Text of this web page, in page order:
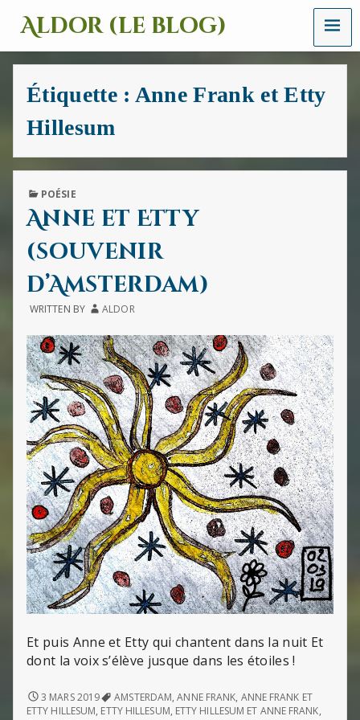
Aldor (le blog)
Un
site
avec
des
des
images
et
des
sons
MENU
Étiquette : Anne Frank et Etty
Hillesum
PUBLISHED
POÉSIE
Anne et Etty
(souvenir
d’Amsterdam)
WRITTEN BY ALDOR
Et puis Anne et Etty qui chantent dans la nuit Et
dont la voix s’élève jusque dans les étoiles !
ANNE
ET
3 MARS 2019 AMSTERDAM,ANNE FRANK, ANNE FRANK ET
ETTY HILLESUM, ETTY HILLESUM, ETTY HILLESUM ET ANNE FRANK,